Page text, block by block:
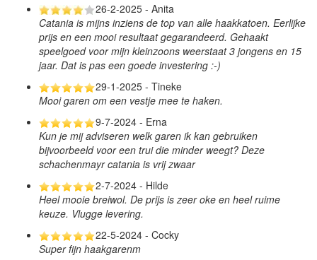
26-2-2025 - Anita
Catania is mijns inziens de top van alle haakkatoen. Eerlijke
prijs en een mooi resultaat gegarandeerd. Gehaakt
speelgoed voor mijn kleinzoons weerstaat 3 jongens en 15
jaar. Dat is pas een goede investering :-)
29-1-2025 - Tineke
Mooi garen om een vestje mee te haken.
9-7-2024 - Erna
Kun je mij adviseren welk garen ik kan gebruiken
bijvoorbeeld voor een trui die minder weegt? Deze
schachenmayr catania is vrij zwaar
2-7-2024 - Hilde
Heel mooie breiwol. De prijs is zeer oke en heel ruime
keuze. Vlugge levering.
22-5-2024 - Cocky
Super fijn haakgarenm